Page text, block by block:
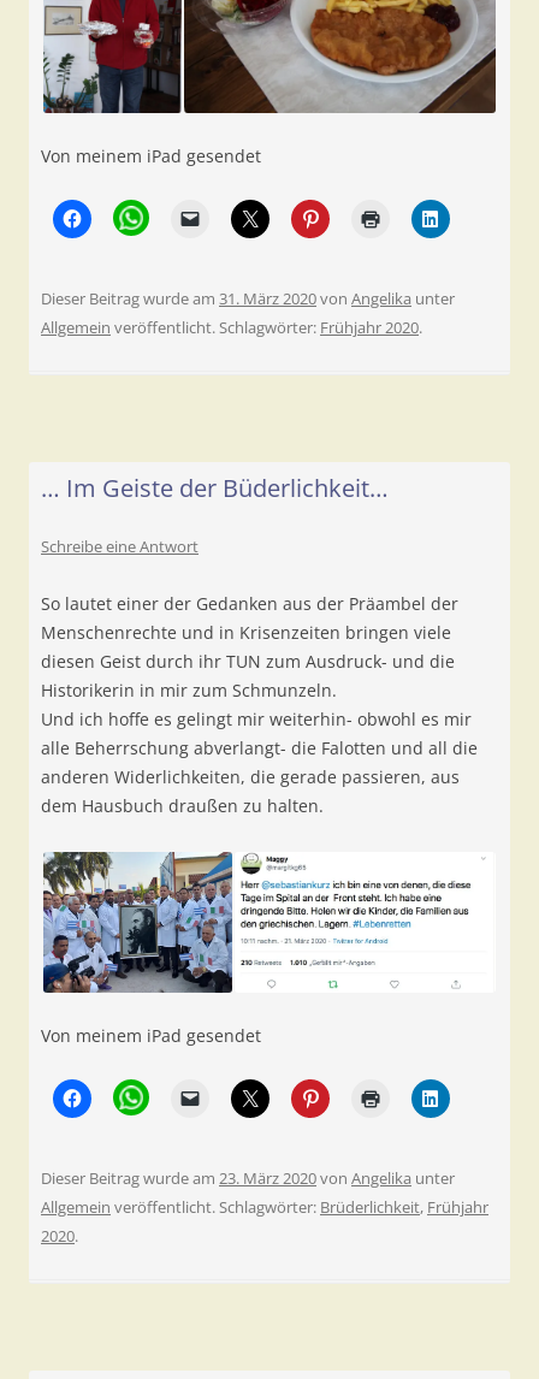
Von meinem iPad gesendet
Dieser Beitrag wurde am 31. März 2020von Angelika unter
Allgemein veröffentlicht. Schlagwörter: Frühjahr 2020.
… Im Geiste der Büderlichkeit…
Schreibe eine Antwort
So lautet einer der Gedanken aus der Präambel der
Menschenrechte und in Krisenzeiten bringen viele
diesen Geist durch ihr TUN zum Ausdruck- und die
Historikerin in mir zum Schmunzeln.
Und ich hoffe es gelingt mir weiterhin- obwohl es mir
alle Beherrschung abverlangt- die Falotten und all die
anderen Widerlichkeiten, die gerade passieren, aus
dem Hausbuch draußen zu halten.
Von meinem iPad gesendet
Dieser Beitrag wurde am 23. März 2020von Angelika unter
Allgemein veröffentlicht. Schlagwörter: Brüderlichkeit, Frühjahr
2020.